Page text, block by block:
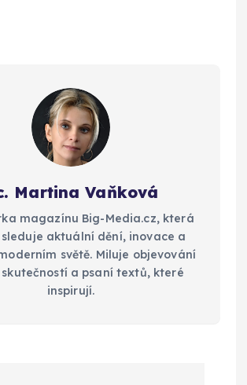
Martina Vaňková
magazínu Big-Media.cz, která
sleduje aktuální dění, inovace a
světě. Miluje objevování
skutečností a psaní textů, které
inspirují.